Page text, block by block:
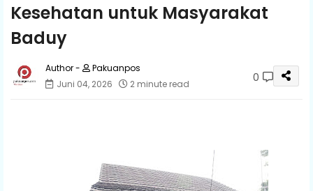
Kesehatan untuk Masyarakat
Baduy
Pakuanpos
Juni 04, 2026
2 minute read 0